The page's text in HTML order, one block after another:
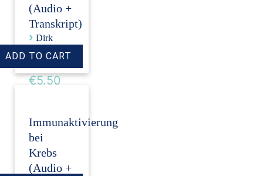
(Audio +
Transkript)
› Dirk
Revenstorf
€5.50
Immunaktivierung
bei
Krebs
(Audio +